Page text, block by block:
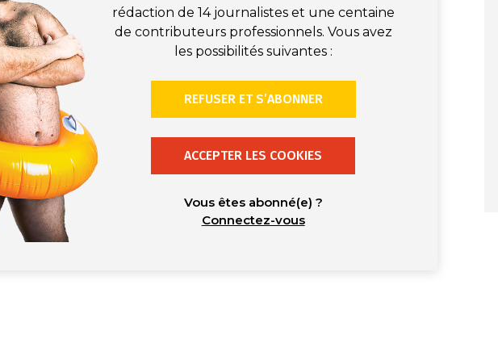
rédaction de 14 journalistes et une centaine
de contributeurs professionnels. Vous avez
les possibilités suivantes :
REFUSER ET S’ABONNER
ACCEPTER LES COOKIES
Vous êtes abonné(e) ?
Connectez-vous